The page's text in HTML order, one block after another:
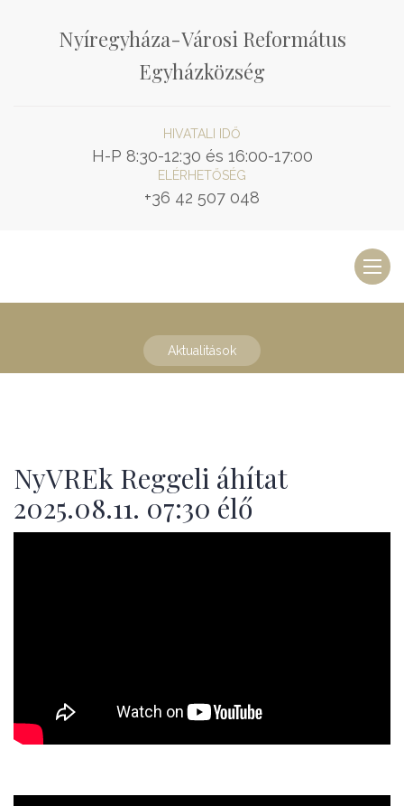
Nyíregyháza-Városi Református
Egyházközség
HIVATALI IDŐ
H-P 8:30-12:30 és 16:00-17:00
ELÉRHETŐSÉG
+36 42 507 048
Aktualitások
NyVREk Reggeli áhítat
2025.08.11. 07:30 élő